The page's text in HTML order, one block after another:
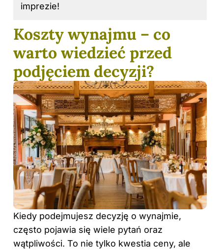
imprezie!
Koszty wynajmu – co
warto wiedzieć przed
podjęciem decyzji?
Kiedy podejmujesz decyzję o wynajmie,
często pojawia się wiele pytań oraz
wątpliwości. To nie tylko kwestia ceny, ale